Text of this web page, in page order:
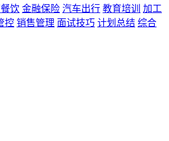
饮 金融保险 汽车出行 教育培训
加工
控 销售管理 面试技巧 计划总结 综合